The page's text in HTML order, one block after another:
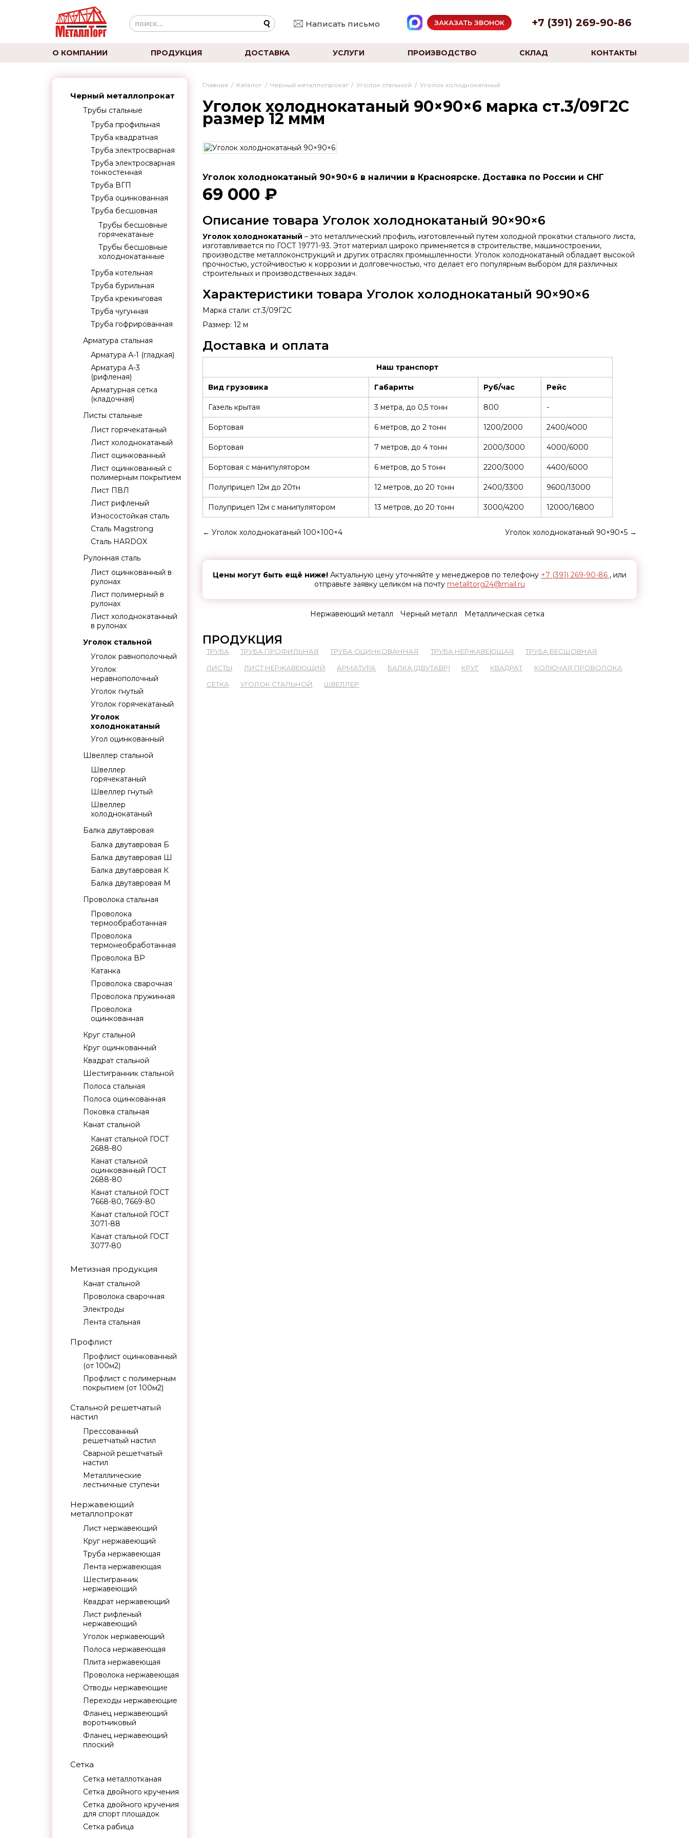
Написать письмо ЗАКАЗАТЬ ЗВОНОК +7 (391) 269-90-86
О КОМПАНИИ ПРОДУКЦИЯ ДОСТАВКА УСЛУГИ ПРОИЗВОДСТВО СКЛАД КОНТАКТЫ
Черный металлопрокат
Трубы стальные
Труба профильная
Труба квадратная
Труба электросварная
Труба электросварная
тонкостенная
Труба ВГП
Труба оцинкованная
Труба бесшовная
Трубы бесшовные
горячекатаные
Трубы бесшовные
холоднокатанные
Труба котельная
Труба бурильная
Труба крекинговая
Труба чугунная
Труба гофрированная
Арматура стальная
Арматура А-1 (гладкая)
Арматура А-3
(рифленая)
Арматурная сетка
(кладочная)
Листы стальные
Лист горячекатаный
Лист холоднокатаный
Лист оцинкованный
Лист оцинкованный с
полимерным покрытием
Лист ПВЛ
Лист рифленый
Износостойкая сталь
Сталь Magstrong
Сталь HARDOX
Рулонная сталь
Лист оцинкованный в
рулонах
Лист полимерный в
рулонах
Лист холоднокатанный
в рулонах
Уголок стальной
Уголок равнополочный
Уголок
неравнополочный
Уголок гнутый
Уголок горячекатаный
Уголок
холоднокатаный
Угол оцинкованный
Швеллер стальной
Швеллер
горячекатаный
Швеллер гнутый
Швеллер
холоднокатаный
Балка двутавровая
Балка двутавровая Б
Балка двутавровая Ш
Балка двутавровая К
Балка двутавровая М
Проволока стальная
Проволока
термообработанная
Проволока
термонеобработанная
Проволока ВР
Катанка
Проволока сварочная
Проволока пружинная
Проволока
оцинкованная
Круг стальной
Круг оцинкованный
Квадрат стальной
Шестигранник стальной
Полоса стальная
Полоса оцинкованная
Поковка стальная
Канат стальной
Канат стальной ГОСТ
2688-80
Канат стальной
оцинкованный ГОСТ
2688-80
Канат стальной ГОСТ
7668-80, 7669-80
Канат стальной ГОСТ
3071-88
Канат стальной ГОСТ
3077-80
Метизная продукция
Канат стальной
Проволока сварочная
Электроды
Лента стальная
Профлист
Профлист оцинкованный
(от 100м2)
Профлист с полимерным
покрытием (от 100м2)
Стальной решетчатый
настил
Прессованный
решетчатый настил
Сварной решетчатый
настил
Металлические
лестничные ступени
Нержавеющий
металлопрокат
Лист нержавеющий
Круг нержавеющий
Труба нержавеющая
Лента нержавеющая
Шестигранник
нержавеющий
Квадрат нержавеющий
Лист рифленый
нержавеющий
Уголок нержавеющий
Полоса нержавеющая
Плита нержавеющая
Проволока нержавеющая
Отводы нержавеющие
Переходы нержавеющие
Фланец нержавеющий
воротниковый
Фланец нержавеющий
плоский
Сетка
Сетка металлотканая
Сетка двойного кручения
Сетка двойного кручения
для спорт площадок
Сетка рабица
Главная / Каталог / Черный металлопрокат / Уголок стальной / Уголок холоднокатаный
Уголок холоднокатаный 90×90×6 марка ст.3/09Г2С
размер 12 ммм
Уголок холоднокатаный 90×90×6 в наличии в Красноярске. Доставка по России и СНГ
69 000 ₽
Описание товара Уголок холоднокатаный 90×90×6
Уголок холоднокатаный – это металлический профиль, изготовленный путем холодной прокатки стального листа,
изготавливается по ГОСТ 19771-93. Этот материал широко применяется в строительстве, машиностроении,
производстве металлоконструкций и других отраслях промышленности. Уголок холоднокатаный обладает высокой
прочностью, устойчивостью к коррозии и долговечностью, что делает его популярным выбором для различных
строительных и производственных задач.
Характеристики товара Уголок холоднокатаный 90×90×6
Марка стали: ст.3/09Г2С
Размер: 12 м
Доставка и оплата
Наш транспорт
Вид грузовика Габариты Руб/час Рейс
Газель крытая 3 метра, до 0,5 тонн 800 -
Бортовая 6 метров, до 2 тонн 1200/2000 2400/4000
Бортовая 7 метров, до 4 тонн 2000/3000 4000/6000
Бортовая с манипулятором 6 метров, до 5 тонн 2200/3000 4400/6000
Полуприцеп 12м до 20тн 12 метров, до 20 тонн 2400/3300 9600/13000
Полуприцеп 12м с манипулятором 13 метров, до 20 тонн 3000/4200 12000/16800
← Уголок холоднокатаный 100×100×4 Уголок холоднокатаный 90×90×5 →
Цены могут быть ещё ниже!Актуальную цену уточняйте у менеджеров по телефону +7 (391) 269-90-86 , или
отправьте заявку целиком на почту metalltorg24@mail.ru
Нержавеющий металл Черный металл Металлическая сетка
ПРОДУКЦИЯ
ТРУБА ТРУБА ПРОФИЛЬНАЯ ТРУБА ОЦИНКОВАННАЯ ТРУБА НЕРЖАВЕЮЩАЯ
ТРУБА БЕСШОВНАЯ
ЛИСТЫ
ЛИСТ НЕРЖАВЕЮЩИЙ АРМАТУРА БАЛКА (ДВУТАВР) КРУГ КВАДРАТ
КОЛЮЧАЯ ПРОВОЛОКА
СЕТКА
УГОЛОК СТАЛЬНОЙ ШВЕЛЛЕР